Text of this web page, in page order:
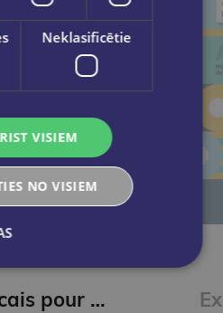
Le francais pour tous / French for everyone. Le vocabulaire par les jeux (A1/A2) Livre + Audio
Neklasificētie
VISIEM
NO VISIEM